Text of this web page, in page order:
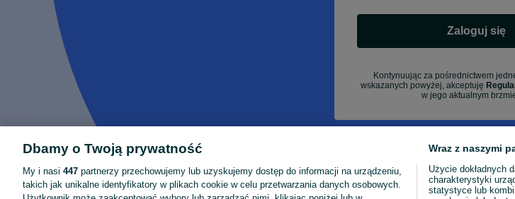
Zaloguj się
Kontynuując za pośrednictwem
wskazanych powyżej, akceptuję
w jego aktualnym
Dbamy o Twoją prywatność
My i nasi 447 partnerzy przechowujemy lub uzyskujemy dostęp do informacji na urządzeniu,
takich jak unikalne identyfikatory w plikach cookie w celu przetwarzania danych osobowych.
Wraz z naszymi
Użycie dokładnych
charakterystyki
statystyce lub